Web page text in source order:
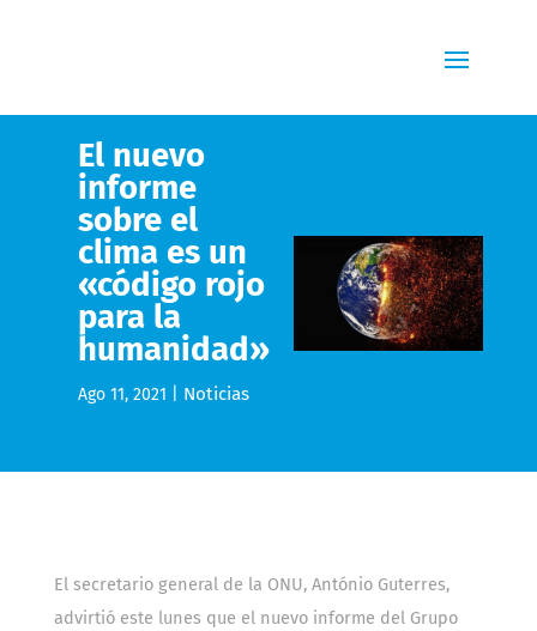
El nuevo
informe
sobre el
clima es un
«código rojo
para la
humanidad»
Ago 11, 2021 Noticias
El secretario general de la ONU, António Guterres,
advirtió este lunes que el nuevo informe del Grupo